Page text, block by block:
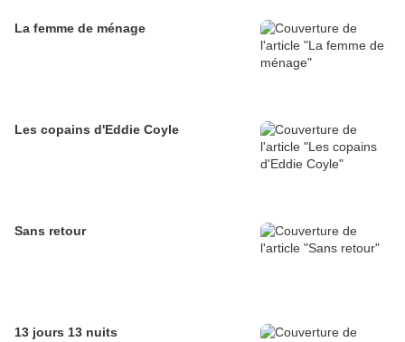
La femme de ménage
Les copains d'Eddie Coyle
Sans retour
13 jours 13 nuits